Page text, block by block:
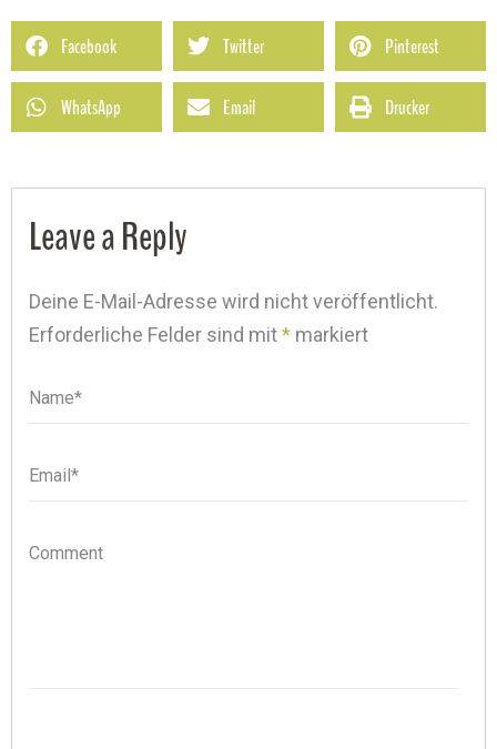
Facebook Twitter Pinterest
WhatsApp Email Drucker
Leave a Reply
Deine E-Mail-Adresse wird nicht veröffentlicht.
Erforderliche Felder sind mit* markiert
Name*
Name
Email*
Email
Comment